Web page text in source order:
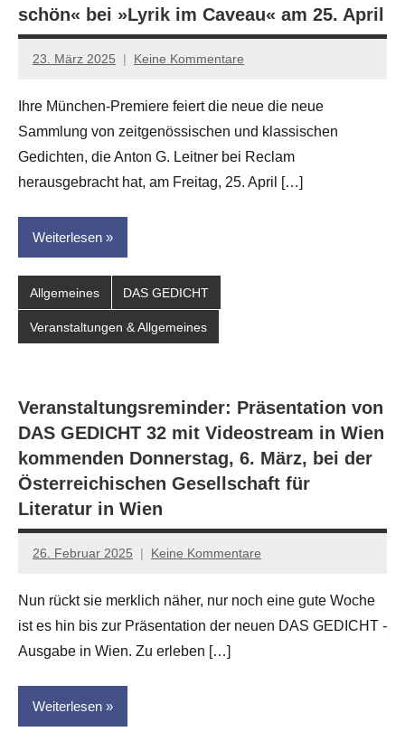
schön« bei »Lyrik im Caveau« am 25. April
23. März 2025
Jan-
Hornauer
für
dasgedichtblog
Keine Kommentare
Ihre München-Premiere feiert die neue die neue
Sammlung von zeitgenössischen und klassischen
Gedichten, die Anton G. Leitner bei Reclam
herausgebracht hat, am Freitag, 25. April […]
Weiterlesen
Allgemeines DAS GEDICHT
Veranstaltungen & Allgemeines
Veranstaltungsreminder: Präsentation von
DAS GEDICHT 32 mit Videostream in Wien
kommenden Donnerstag, 6. März, bei der
Österreichischen Gesellschaft für
Literatur in Wien
26. Februar 2025
Jan-
Hornauer
für
dasgedichtblog
Keine Kommentare
Nun rückt sie merklich näher, nur noch eine gute Woche
ist es hin bis zur Präsentation der neuen DAS GEDICHT -
Ausgabe in Wien. Zu erleben […]
Weiterlesen